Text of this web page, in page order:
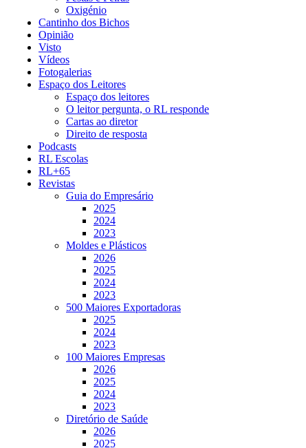
Oxigénio
Cantinho dos Bichos
Opinião
Visto
Vídeos
Fotogalerias
Espaço dos Leitores
Espaço dos leitores
O leitor pergunta, o RL responde
Cartas ao diretor
Direito de resposta
Podcasts
RL Escolas
RL+65
Revistas
Guia do Empresário
2025
2024
2023
Moldes e Plásticos
2026
2025
2024
2023
500 Maiores Exportadoras
2025
2024
2023
100 Maiores Empresas
2026
2025
2024
2023
Diretório de Saúde
2026
2025